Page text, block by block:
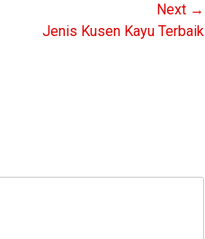
Next →
Jenis Kusen Kayu Terbaik